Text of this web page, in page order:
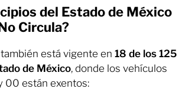
del Estado de México
Circula?
también está vigente en 18 de los 125
de México, donde los vehículos
00 están exentos: